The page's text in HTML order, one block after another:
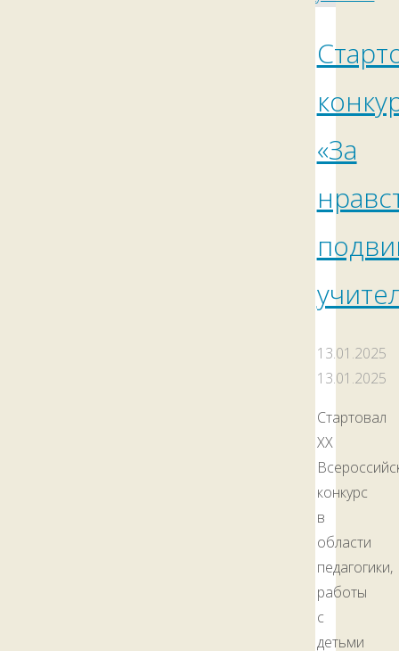
«За
13.01.2025
13.01.2025
Стартовал
XX
конкурс
в
области
педагогики,
работы
с
детьми